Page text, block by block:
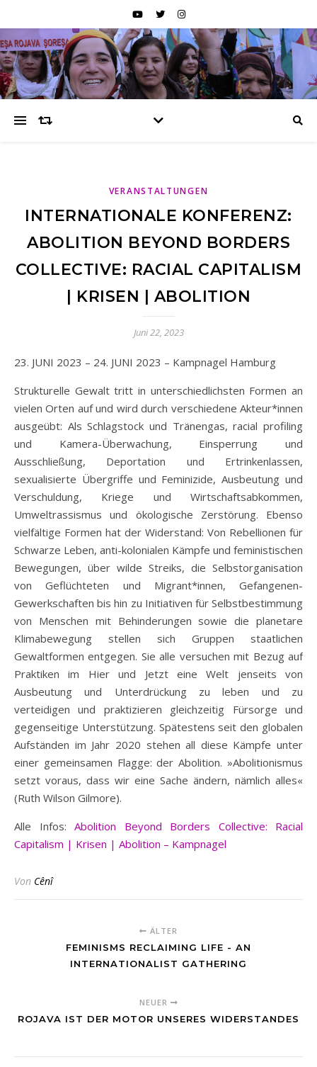
VERANSTALTUNGEN
INTERNATIONALE KONFERENZ:
ABOLITION BEYOND BORDERS
COLLECTIVE: RACIAL CAPITALISM
| KRISEN | ABOLITION
Juni 22, 2023
23. JUNI 2023 – 24. JUNI 2023 – Kampnagel Hamburg
Strukturelle Gewalt tritt in unterschiedlichsten Formen an
vielen Orten auf und wird durch verschiedene Akteur*innen
ausgeübt: Als Schlagstock und Tränengas, racial profiling
und Kamera-Überwachung, Einsperrung und
Ausschließung, Deportation und Ertrinkenlassen,
sexualisierte Übergriffe und Feminizide, Ausbeutung und
Verschuldung, Kriege und Wirtschaftsabkommen,
Umweltrassismus und ökologische Zerstörung. Ebenso
vielfältige Formen hat der Widerstand: Von Rebellionen für
Schwarze Leben, anti-kolonialen Kämpfe und feministischen
Bewegungen, über wilde Streiks, die Selbstorganisation
von Geflüchteten und Migrant*innen, Gefangenen-
Gewerkschaften bis hin zu Initiativen für Selbstbestimmung
von Menschen mit Behinderungen sowie die planetare
Klimabewegung stellen sich Gruppen staatlichen
Gewaltformen entgegen. Sie alle versuchen mit Bezug auf
Praktiken im Hier und Jetzt eine Welt jenseits von
Ausbeutung und Unterdrückung zu leben und zu
verteidigen und praktizieren gleichzeitig Fürsorge und
gegenseitige Unterstützung. Spätestens seit den globalen
Aufständen im Jahr 2020 stehen all diese Kämpfe unter
einer gemeinsamen Flagge: der Abolition. »Abolitionismus
setzt voraus, dass wir eine Sache ändern, nämlich alles«
(Ruth Wilson Gilmore).
Alle Infos: Abolition Beyond Borders Collective: Racial
Capitalism | Krisen | Abolition – Kampnagel
Von Cênî
ÄLTER
FEMINISMS RECLAIMING LIFE - AN
INTERNATIONALIST GATHERING
NEUER
ROJAVA IST DER MOTOR UNSERES WIDERSTANDES